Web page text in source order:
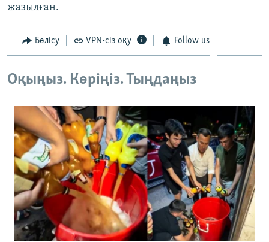
жазылған.
Бөлісу VPN-сіз оқу Follow us
Оқыңыз. Көріңіз. Тыңдаңыз